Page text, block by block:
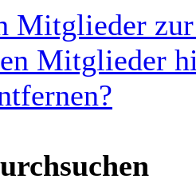
Mitglieder
Mitglieder